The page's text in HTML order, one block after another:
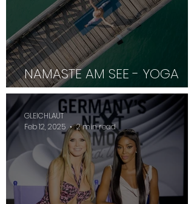
NAMASTE AM SEE - YOGA
FESTIVAL 2025
GLEICHLAUT
Feb 12, 2025
2 min read